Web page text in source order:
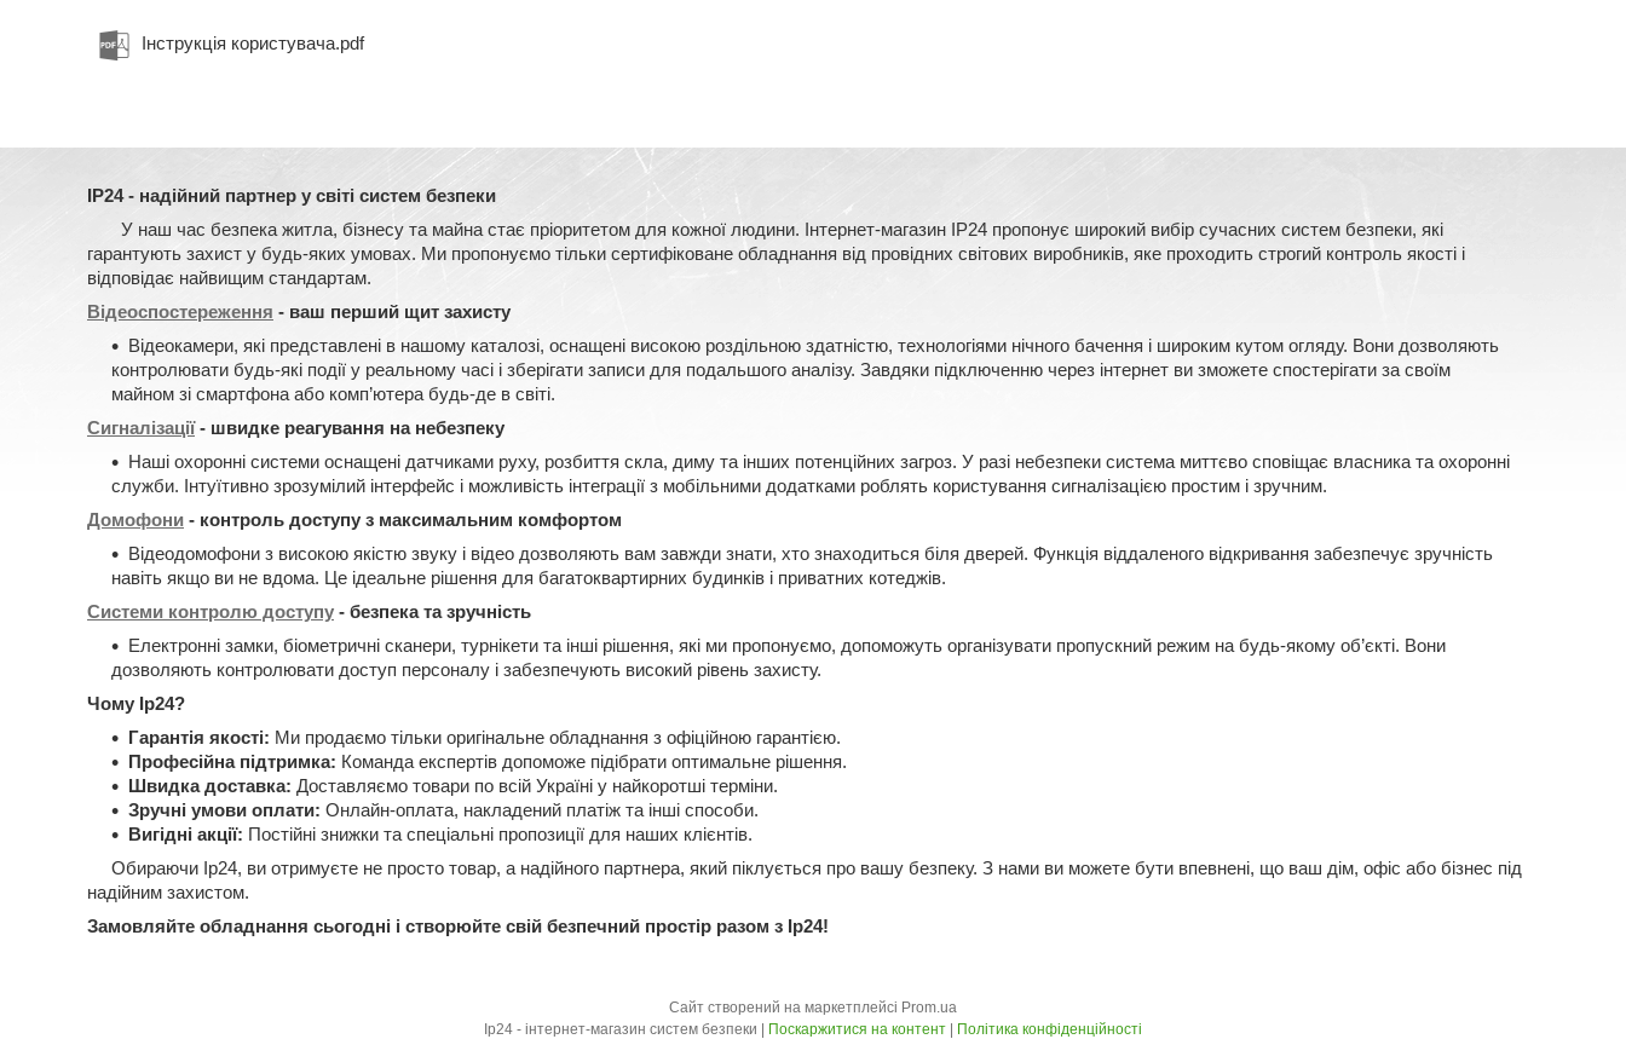
Інструкція користувача.pdf
IP24 - надійний партнер у світі систем безпеки
У наш час безпека житла, бізнесу та майна стає пріоритетом для кожної людини. Інтернет-магазин IP24 пропонує широкий вибір сучасних систем безпеки, які
гарантують захист у будь-яких умовах. Ми пропонуємо тільки сертифіковане обладнання від провідних світових виробників, яке проходить строгий контроль якості і
відповідає найвищим стандартам.
Відеоспостереження - ваш перший щит захисту
Відеокамери, які представлені в нашому каталозі, оснащені високою роздільною здатністю, технологіями нічного бачення і широким кутом огляду. Вони дозволяють
контролювати будь-які події у реальному часі і зберігати записи для подальшого аналізу. Завдяки підключенню через інтернет ви зможете спостерігати за своїм
майном зі смартфона або комп’ютера будь-де в світі.
Сигналізації- швидке реагування на небезпеку
Наші охоронні системи оснащені датчиками руху, розбиття скла, диму та інших потенційних загроз. У разі небезпеки система миттєво сповіщає власника та охоронні
служби. Інтуїтивно зрозумілий інтерфейс і можливість інтеграції з мобільними додатками роблять користування сигналізацією простим і зручним.
Домофони - контроль доступу з максимальним комфортом
Відеодомофони з високою якістю звуку і відео дозволяють вам завжди знати, хто знаходиться біля дверей. Функція віддаленого відкривання забезпечує зручність
навіть якщо ви не вдома. Це ідеальне рішення для багатоквартирних будинків і приватних котеджів.
Системи контролю доступу - безпека та зручність
Електронні замки, біометричні сканери, турнікети та інші рішення, які ми пропонуємо, допоможуть організувати пропускний режим на будь-якому об’єкті. Вони
дозволяють контролювати доступ персоналу і забезпечують високий рівень захисту.
Чому Ip24?
Гарантія якості: Ми продаємо тільки оригінальне обладнання з офіційною гарантією.
Професійна підтримка: Команда експертів допоможе підібрати оптимальне рішення.
Швидка доставка: Доставляємо товари по всій Україні у найкоротші терміни.
Зручні умови оплати: Онлайн-оплата, накладений платіж та інші способи.
Вигідні акції: Постійні знижки та спеціальні пропозиції для наших клієнтів.
Обираючи Ip24, ви отримуєте не просто товар, а надійного партнера, який піклується про вашу безпеку. З нами ви можете бути впевнені, що ваш дім, офіс або бізнес під
надійним захистом.
Замовляйте обладнання сьогодні і створюйте свій безпечний простір разом з Ip24!
Сайт створений на маркетплейсі Prom.ua
Поскаржитися на контент Політика конфіденційності